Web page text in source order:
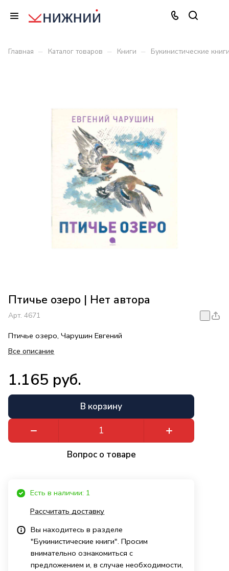
Главная – Каталог товаров – Книги – Букинистические
Птичье озеро | Нет автора
Арт. 4671
Птичье озеро, Чарушин Евгений
Все описание
1.165 руб.
В корзину
Вопрос о товаре
Есть в наличии: 1
Рассчитать доставку
Вы находитесь в разделе
"Букинистические книги". Просим
внимательно ознакомиться с
предложением и, в случае необходимости,